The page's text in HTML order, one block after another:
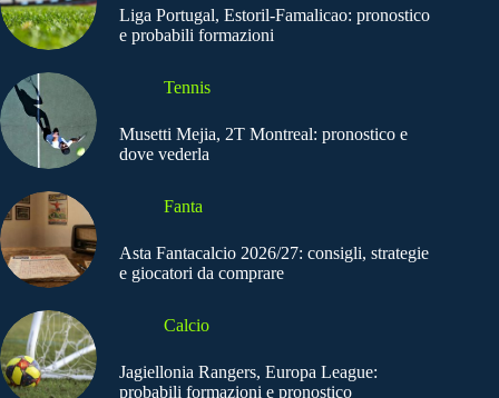
Liga Portugal, Estoril-Famalicao: pronostico
e probabili formazioni
Tennis
Musetti Mejia, 2T Montreal: pronostico e
dove vederla
Fanta
Asta Fantacalcio 2026/27: consigli, strategie
e giocatori da comprare
Calcio
Jagiellonia Rangers, Europa League:
probabili formazioni e pronostico